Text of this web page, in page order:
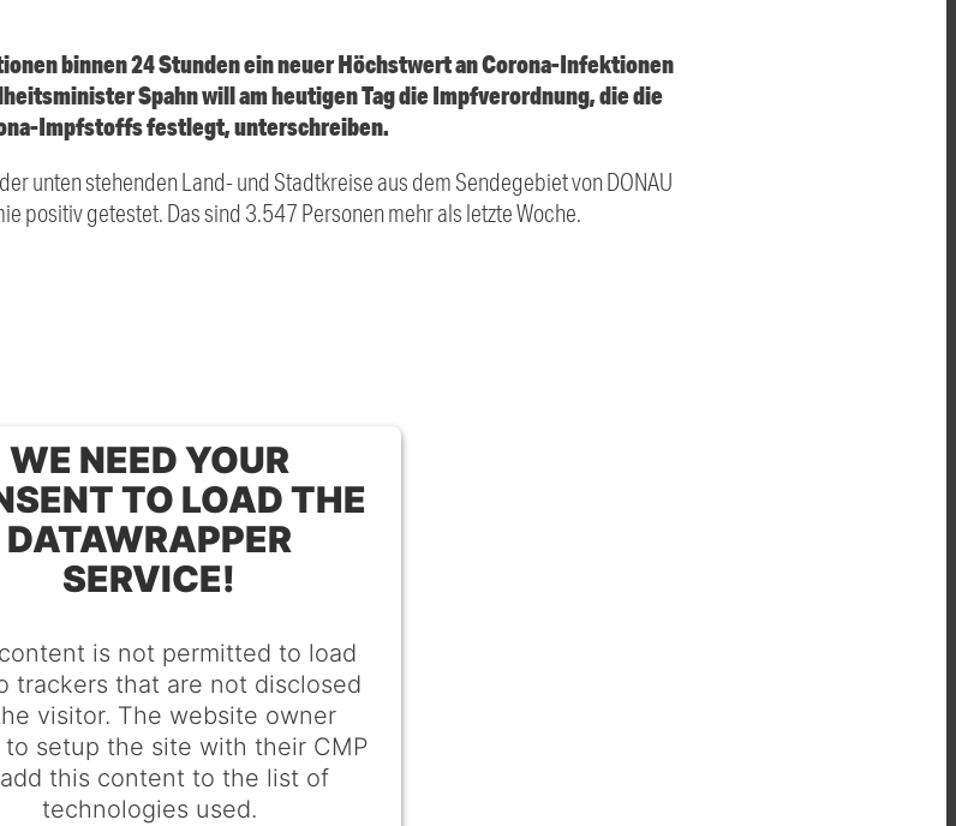
binnen 24 Stunden ein neuer Höchstwert an Corona-Infektionen
Spahn will am heutigen Tag die Impfverordnung, die die
Impfstoffs festlegt, unterschreiben.
unten stehenden Land- und Stadtkreise aus dem Sendegebiet von DONAU
positiv getestet. Das sind 3.547 Personen mehr als letzte Woche.
WE NEED YOUR
TO LOAD THE
DATAWRAPPER
SERVICE!
is not permitted to load
trackers that are not disclosed
visitor. The website owner
to setup the site with their CMP
this content to the list of
technologies used.